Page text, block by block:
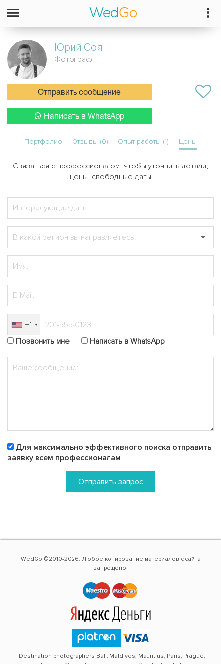
Юрий Соя
Фотограф
Отправить сообщение
Написать в WhatsApp
Портфолио Отзывы (0) Опыт работы (1) Цены
Связаться с профессионалом, чтобы уточнить детали,
цены, свободные даты
+1
Позвонить мне
Написать в WhatsApp
Для максимально эффективного поиска отправить
заявку всем профессионалам
Отправить запрос
WedGo ©2010-2026. Любое копирование материалов с сайта
запрещено.
Destination photographers Bali, Maldives, Mauritius, Paris, Prague,